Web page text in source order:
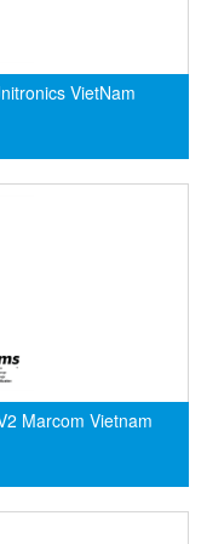
VietNam
Marcom Vietnam